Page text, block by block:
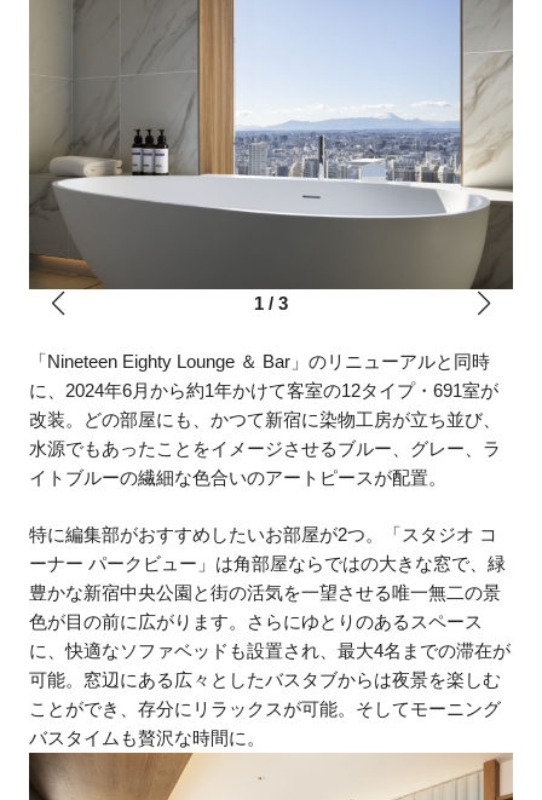
1/ 3
「Nineteen Eighty Lounge ＆ Bar」のリニューアルと同時
に、2024年6月から約1年かけて客室の12タイプ・691室が
改装。どの部屋にも、かつて新宿に染物工房が立ち並び、
水源でもあったことをイメージさせるブルー、グレー、ラ
イトブルーの繊細な色合いのアートピースが配置。
特に編集部がおすすめしたいお部屋が2つ。「スタジオ コ
ーナー パークビュー」は角部屋ならではの大きな窓で、緑
豊かな新宿中央公園と街の活気を一望させる唯一無二の景
色が目の前に広がります。さらにゆとりのあるスペース
に、快適なソファベッドも設置され、最大4名までの滞在が
可能。窓辺にある広々としたバスタブからは夜景を楽しむ
ことができ、存分にリラックスが可能。そしてモーニング
バスタイムも贅沢な時間に。